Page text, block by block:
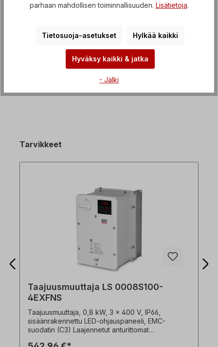
Kierreakselimoottori (vaihteisto, jossa on IEC-
50 Hz, 3 x 265/460 V-60 Hz…
Lisää
Tarvikkeet
Taajuusmuuttaja LS 0008S100-
4EXFNS
Taajuusmuuttaja, 0,8 kW, 3 x 400 V, IP66,
sisäänrakennettu LED-ohjauspaneeli, EMC-
suodatin (C3) Laajennetut anturittomat
parhaan mahdollisen toiminnallisuuden. Lisätietoja.
Tietosuoja-asetukset Hylkää kaikki
Hyväksy kaikki & jatka
- Jälki